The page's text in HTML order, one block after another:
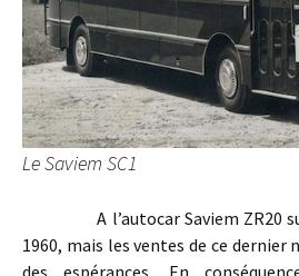
Le Saviem SC1
A l’autocar Saviem ZR20
1960, mais les ventes de ce dernier